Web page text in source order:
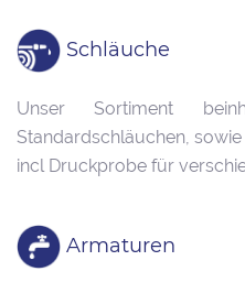
Schläuche
Unser Sortiment
Standardschläuchen,
incl Druckprobe für
Armaturen